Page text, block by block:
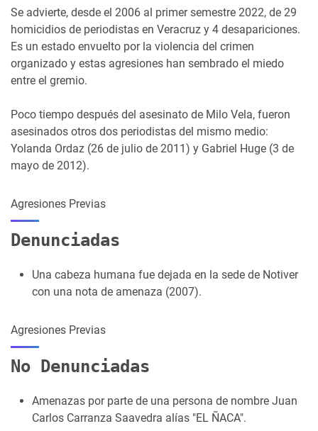
Se advierte, desde el 2006 al primer semestre 2022, de 29
homicidios de periodistas en Veracruz y 4 desapariciones.
Es un estado envuelto por la violencia del crimen
organizado y estas agresiones han sembrado el miedo
entre el gremio.
Poco tiempo después del asesinato de Milo Vela, fueron
asesinados otros dos periodistas del mismo medio:
Yolanda Ordaz (26 de julio de 2011) y Gabriel Huge (3 de
mayo de 2012).
Agresiones Previas
Denunciadas
Una cabeza humana fue dejada en la sede de Notiver
con una nota de amenaza (2007).
Agresiones Previas
No Denunciadas
Amenazas por parte de una persona de nombre Juan
Carlos Carranza Saavedra alías "EL ÑACA".